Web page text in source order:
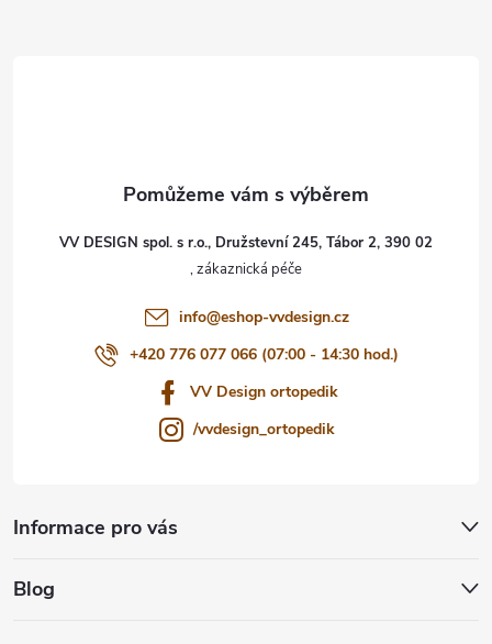
VV DESIGN spol. s r.o., Družstevní 245, Tábor 2, 390 02
info@eshop-vvdesign.cz
+420 776 077 066 (07:00 - 14:30 hod.)
VV Design ortopedik
/vvdesign_ortopedik
Informace pro vás
Blog